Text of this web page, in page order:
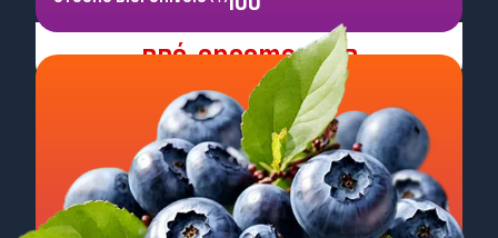
Pré-encomendar